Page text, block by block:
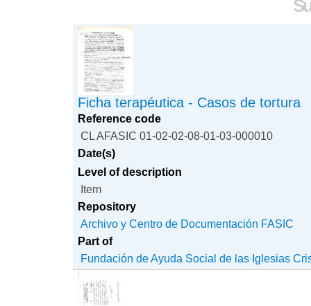
Ficha terapéutica - Casos de tortura
Reference code
CL AFASIC 01-02-02-08-01-03-000010
Date(s)
Level of description
Item
Repository
Archivo y Centro de Documentación FASIC
Part of
Fundación de Ayuda Social de las Iglesias